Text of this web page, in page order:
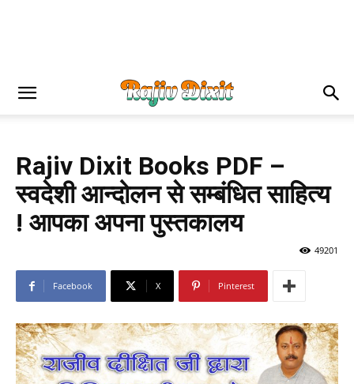
Rajiv Dixit Books PDF –
स्वदेशी आन्दोलन से सम्बंधित साहित्य
! आपका अपना पुस्तकालय
49201
Facebook X Pinterest